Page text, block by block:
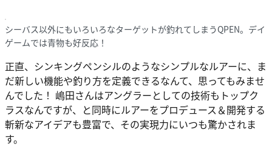
シーバス以外にもいろいろなターゲットが釣れてしまうQPEN。デイ
ゲームでは青物も好反応！
正直、シンキングペンシルのようなシンプルなルアーに、ま
だ新しい機能や釣り方を定義できるなんて、思ってもみませ
んでした！ 嶋田さんはアングラーとしての技術もトップク
ラスなんですが、と同時にルアーをプロデュース＆開発する
斬新なアイデアも豊富で、その実現力にいつも驚かされま
す。